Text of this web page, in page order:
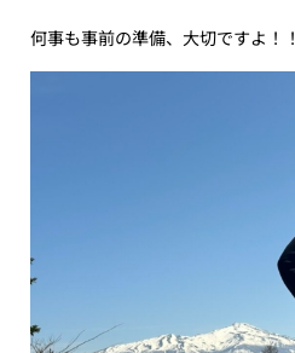
何事も事前の準備、大切ですよ！！